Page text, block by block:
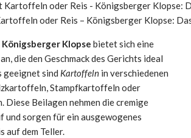
oder Reis – Königsberger Klopse:
Königsberger Klopse bietet sich eine
die den Geschmack des Gerichts ideal
geeignet sind Kartoffeln in verschiedenen
Stampfkartoffeln oder
Beilagen nehmen die cremige
und sorgen für ein ausgewogenes
auf dem Teller.